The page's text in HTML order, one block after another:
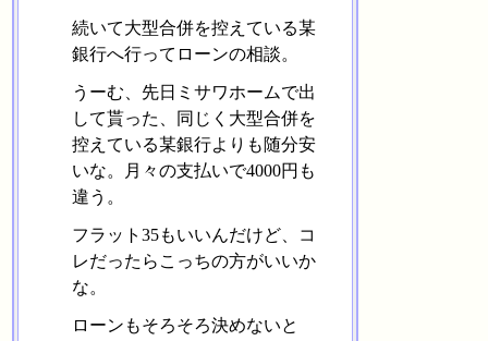
続いて大型合併を控えている某
銀行へ行ってローンの相談。
うーむ、先日ミサワホームで出
して貰った、同じく大型合併を
控えている某銀行よりも随分安
いな。月々の支払いで4000円も
違う。
フラット35もいいんだけど、コ
レだったらこっちの方がいいか
な。
ローンもそろそろ決めないと